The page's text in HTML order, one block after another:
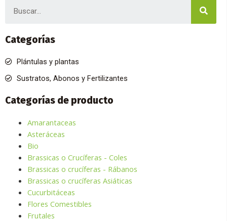
Categorías
Plántulas y plantas
Sustratos, Abonos y Fertilizantes
Categorías de producto
Amarantaceas
Asteráceas
Bio
Brassicas o Crucíferas - Coles
Brassicas o crucíferas - Rábanos
Brassicas o crucíferas Asiáticas
Cucurbitáceas
Flores Comestibles
Frutales